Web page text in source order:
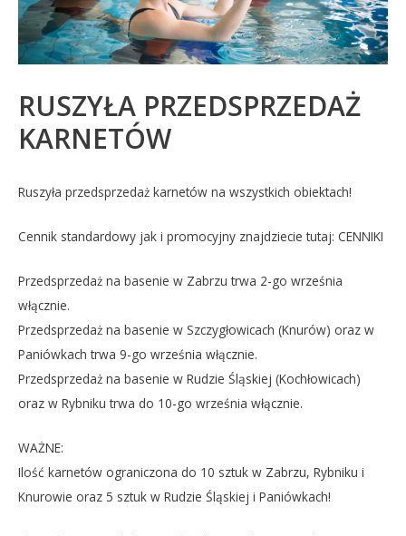
RUSZYŁA PRZEDSPRZEDAŻ
KARNETÓW
Ruszyła przedsprzedaż karnetów na wszystkich obiektach!
Cennik standardowy jak i promocyjny znajdziecie tutaj: CENNIKI
Przedsprzedaż na basenie w Zabrzu trwa 2-go września
włącznie.
Przedsprzedaż na basenie w Szczygłowicach (Knurów) oraz w
Paniówkach trwa 9-go września włącznie.
Przedsprzedaż na basenie w Rudzie Śląskiej (Kochłowicach)
oraz w Rybniku trwa do 10-go września włącznie.
WAŻNE:
Ilość karnetów ograniczona do 10 sztuk w Zabrzu, Rybniku i
Knurowie oraz 5 sztuk w Rudzie Śląskiej i Paniówkach!